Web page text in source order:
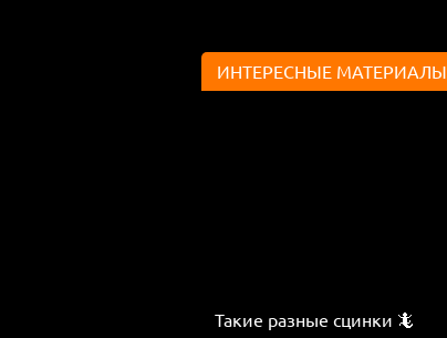
ИНТЕРЕСНЫЕ МАТЕРИАЛЫ
Такие разные сцинки 🦎